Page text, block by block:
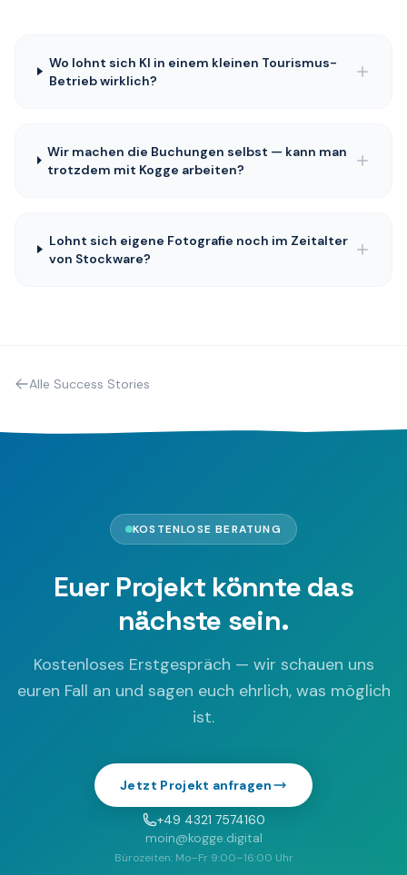
Wo lohnt sich KI in einem kleinen Tourismus-
Betrieb wirklich?
Wir machen die Buchungen selbst — kann man
trotzdem mit Kogge arbeiten?
Lohnt sich eigene Fotografie noch im Zeitalter
von Stockware?
Alle Success Stories
KOSTENLOSE BERATUNG
Euer Projekt könnte das
nächste sein.
Kostenloses Erstgespräch — wir schauen uns
euren Fall an und sagen euch ehrlich, was möglich
ist.
Jetzt Projekt anfragen
+49 4321 7574160
moin@kogge.digital
Bürozeiten: Mo–Fr 9:00–16:00 Uhr